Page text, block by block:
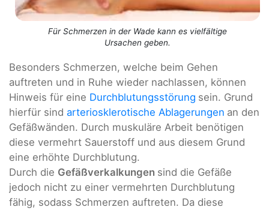
Für Schmerzen in der Wade kann es vielfältige
Ursachen geben.
Besonders Schmerzen, welche beim Gehen
auftreten und in Ruhe wieder nachlassen, können
Hinweis für eine Durchblutungsstörung sein. Grund
hierfür sind arteriosklerotische Ablagerungen an den
Gefäßwänden. Durch muskuläre Arbeit benötigen
diese vermehrt Sauerstoff und aus diesem Grund
eine erhöhte Durchblutung.
Durch die Gefäßverkalkungen sind die Gefäße
jedoch nicht zu einer vermehrten Durchblutung
fähig, sodass Schmerzen auftreten. Da diese